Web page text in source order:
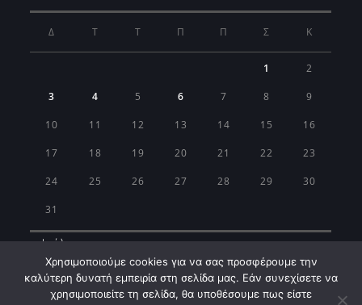
Δ Τ Τ Π Π Σ Κ
1 2
3 4 5 6 7 8 9
10 11 12 13 14 15 16
17 18 19 20 21 22 23
24 25 26 27 28 29 30
31
« Ιούλ
Χρησιμοποιούμε cookies για να σας προσφέρουμε την
καλύτερη δυνατή εμπειρία στη σελίδα μας. Εάν συνεχίσετε να
χρησιμοποιείτε τη σελίδα, θα υποθέσουμε πως είστε